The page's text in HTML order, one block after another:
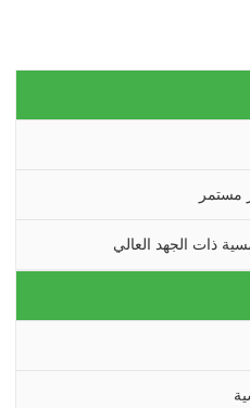
مستمر
ذات الجهد العالي